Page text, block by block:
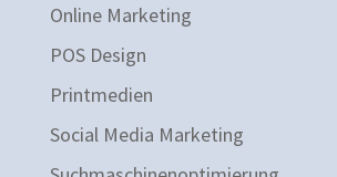
Online Marketing
POS Design
Printmedien
Social Media Marketing